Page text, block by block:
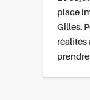
place
Gilles.
réalités